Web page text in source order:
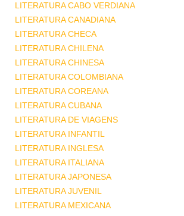
LITERATURA CABO VERDIANA
LITERATURA CANADIANA
LITERATURA CHECA
LITERATURA CHILENA
LITERATURA CHINESA
LITERATURA COLOMBIANA
LITERATURA COREANA
LITERATURA CUBANA
LITERATURA DE VIAGENS
LITERATURA INFANTIL
LITERATURA INGLESA
LITERATURA ITALIANA
LITERATURA JAPONESA
LITERATURA JUVENIL
LITERATURA MEXICANA